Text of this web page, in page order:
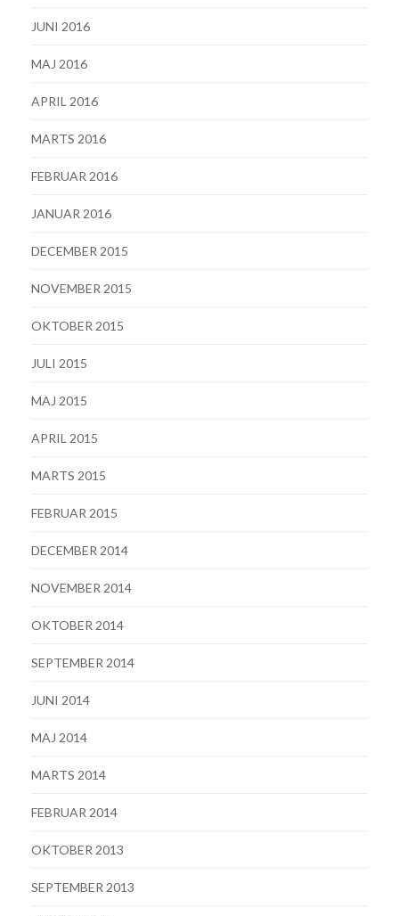
JUNI 2016
MAJ 2016
APRIL 2016
MARTS 2016
FEBRUAR 2016
JANUAR 2016
DECEMBER 2015
NOVEMBER 2015
OKTOBER 2015
JULI 2015
MAJ 2015
APRIL 2015
MARTS 2015
FEBRUAR 2015
DECEMBER 2014
NOVEMBER 2014
OKTOBER 2014
SEPTEMBER 2014
JUNI 2014
MAJ 2014
MARTS 2014
FEBRUAR 2014
OKTOBER 2013
SEPTEMBER 2013